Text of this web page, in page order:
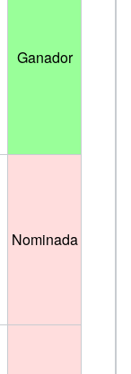
Ganador
Nominada